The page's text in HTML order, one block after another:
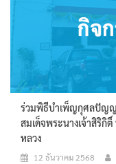
ร่วมพิธีบำเพ็ญกุศลปัญญ
สมเด็จพระนางเจ้าสิริ
หลวง
12 ธันวาคม 2568